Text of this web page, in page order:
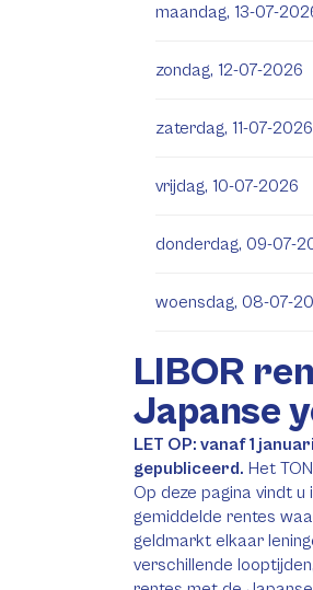
maandag, 13-07-
zondag, 12-07-2026
zaterdag, 11-07-2026
vrijdag, 10-07-2026
donderdag, 09-07-
woensdag, 08-07-
LIBOR
Japanse
LET OP: vanaf 1
gepubliceerd. Het
Op deze pagina vindt
gemiddelde rentes
geldmarkt elkaar
verschillende